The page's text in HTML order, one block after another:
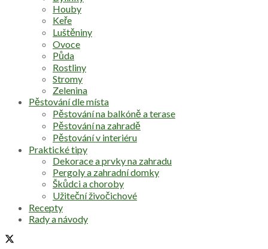
Houby
Keře
Luštěniny
Ovoce
Půda
Rostliny
Stromy
Zelenina
Pěstování dle místa
Pěstování na balkóně a terase
Pěstování na zahradě
Pěstování v interiéru
Praktické tipy
Dekorace a prvky na zahradu
Pergoly a zahradní domky
Škůdci a choroby
Užiteční živočichové
Recepty
Rady a návody